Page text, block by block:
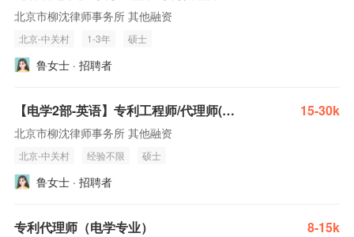
北京市柳沈律师事务所 其他融资
北京-中关村 1-3年 硕士
鲁女士 · 招聘者
【电学2部-英语】专利工程师/代理师(J10012) 15-30k
北京市柳沈律师事务所 其他融资
北京-中关村 经验不限 硕士
鲁女士 · 招聘者
专利代理师（电学专业） 8-15k